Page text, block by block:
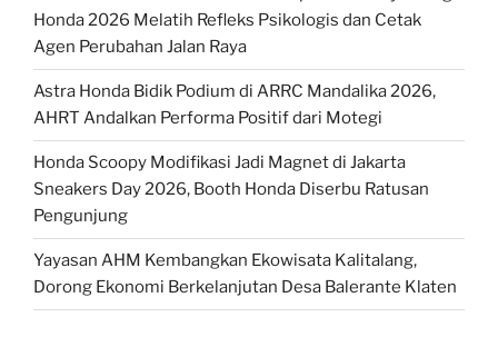
Honda 2026 Melatih Refleks Psikologis dan Cetak
Agen Perubahan Jalan Raya
Astra Honda Bidik Podium di ARRC Mandalika 2026,
AHRT Andalkan Performa Positif dari Motegi
Honda Scoopy Modifikasi Jadi Magnet di Jakarta
Sneakers Day 2026, Booth Honda Diserbu Ratusan
Pengunjung
Yayasan AHM Kembangkan Ekowisata Kalitalang,
Dorong Ekonomi Berkelanjutan Desa Balerante Klaten